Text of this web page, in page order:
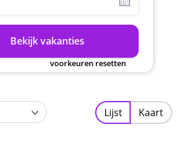
Bekijk vakanties
voorkeuren resetten
Lijst Kaart